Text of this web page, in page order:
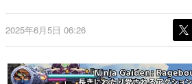
ゲーム世代の作家たち
ゲームに多大な影響を受けた
画です。
2025年6月5日 06:26